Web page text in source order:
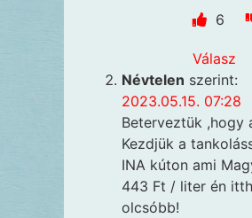
6
Válasz
Névtelen szerint:
2023.05.15. 07:28
Beterveztük ,hogy
Kezdjük a
INA kúton ami
443 Ft / liter én
olcsóbb!